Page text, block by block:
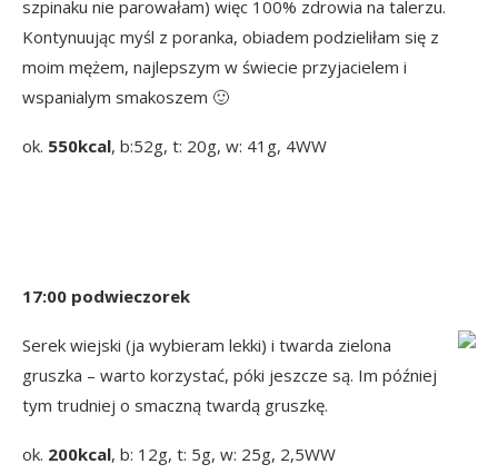
szpinaku nie parowałam) więc 100% zdrowia na talerzu.
Kontynuując myśl z poranka, obiadem podzieliłam się z
moim mężem, najlepszym w świecie przyjacielem i
wspanialym smakoszem 🙂
ok. 550kcal, b:52g, t: 20g, w: 41g, 4WW
17:00 podwieczorek
Serek wiejski (ja wybieram lekki) i twarda zielona
gruszka – warto korzystać, póki jeszcze są. Im później
tym trudniej o smaczną twardą gruszkę.
ok. 200kcal, b: 12g, t: 5g, w: 25g, 2,5WW